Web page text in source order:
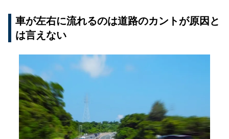
車が左右に流れるのは道路のカントが原因と
は言えない